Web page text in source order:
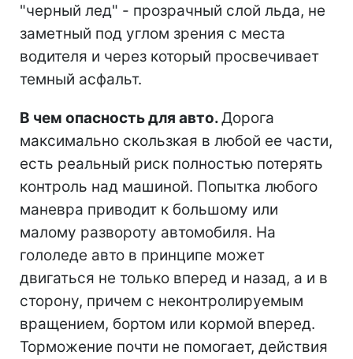
"черный лед" - прозрачный слой льда, не
заметный под углом зрения с места
водителя и через который просвечивает
темный асфальт.
В чем опасность для авто.Дорога
максимально скользкая в любой ее части,
есть реальный риск полностью потерять
контроль над машиной. Попытка любого
маневра приводит к большому или
малому развороту автомобиля. На
гололеде авто в принципе может
двигаться не только вперед и назад, а и в
сторону, причем с неконтролируемым
вращением, бортом или кормой вперед.
Торможение почти не помогает, действия